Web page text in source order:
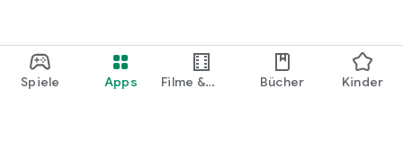
Spiele Apps
Filme &
Bücher Kinder